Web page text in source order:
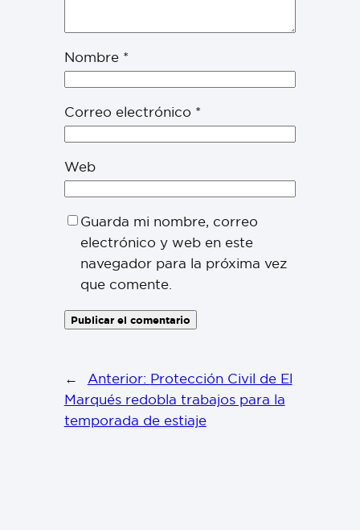
Nombre *
Correo electrónico *
Web
Guarda mi nombre, correo
electrónico y web en este
navegador para la próxima vez
que comente.
← Anterior: Protección Civil de El
Marqués redobla trabajos para la
temporada de estiaje